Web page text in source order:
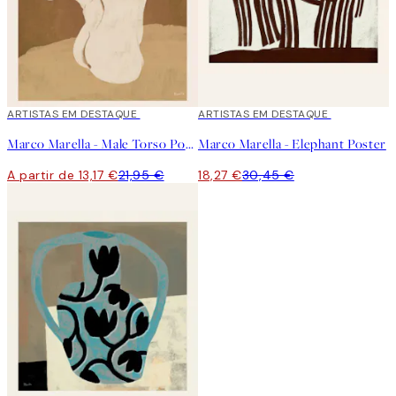
40%*
ARTISTAS EM DESTAQUE
Marco Marella - Male Torso Poster
A partir de 13,17 €21,95 €
40%*
ARTISTAS EM DESTAQUE
Marco Marella - Elephant Poster
18,27 €30,45 €